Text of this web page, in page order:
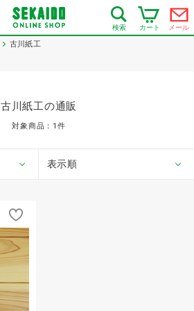
検索 カート メール
古川紙工
古川紙工の通販
対象商品： 1 件
表示順